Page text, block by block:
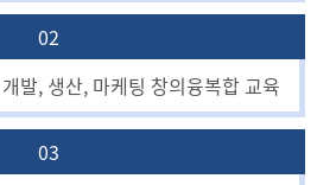
02
발, 생산, 마케팅 창의융복합 교육
03